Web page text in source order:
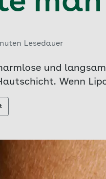
Lesedauer
und
Wenn